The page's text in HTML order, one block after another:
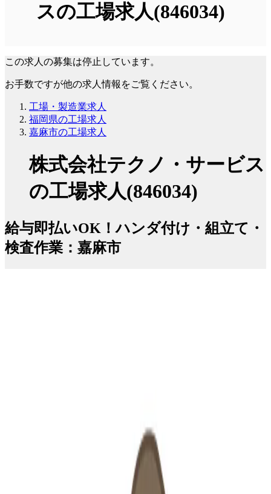
スの工場求人(846034)
この求人の募集は停止しています。
お手数ですが他の求人情報をご覧ください。
工場・製造業求人
福岡県の工場求人
嘉麻市の工場求人
株式会社テクノ・サービス
の工場求人(846034)
給与即払いOK！ハンダ付け・組立て・
検査作業：嘉麻市